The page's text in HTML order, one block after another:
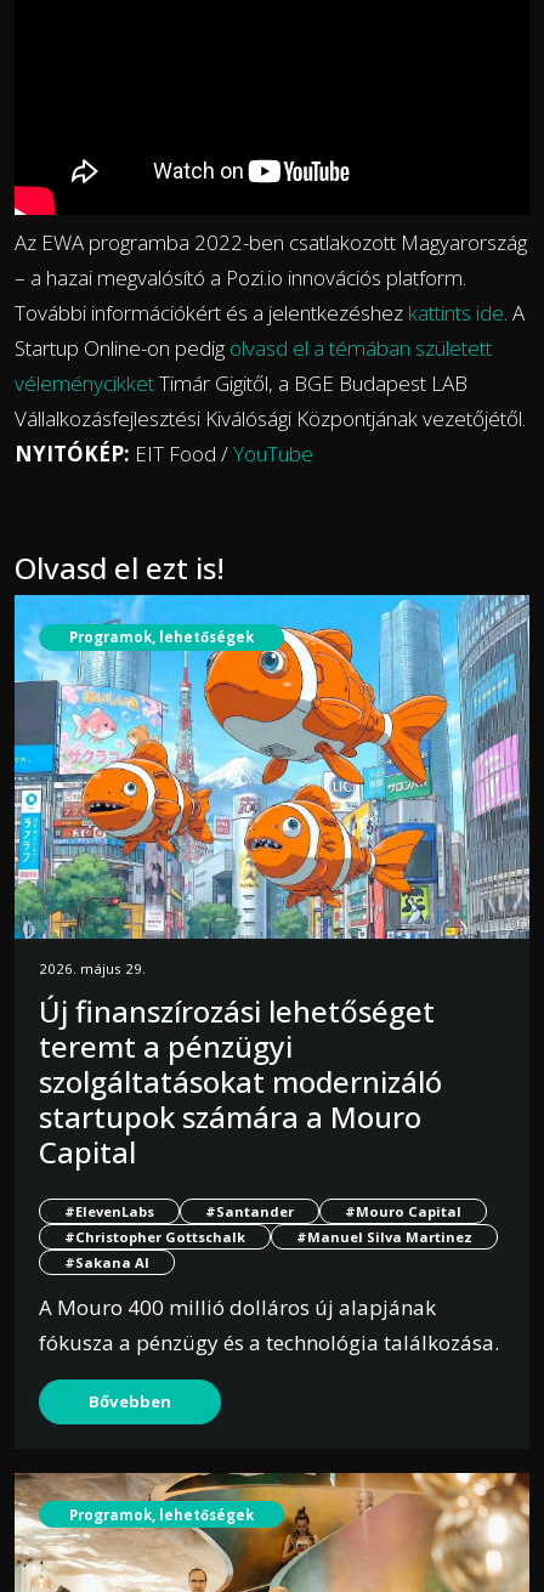
Az EWA programba 2022-ben csatlakozott Magyarország
– a hazai megvalósító a Pozi.io innovációs platform.
További információkért és a jelentkezéshez kattints ide. A
Startup Online-on pedig olvasd el a témában született
véleménycikketTimár Gigitől, a BGE Budapest LAB
Vállalkozásfejlesztési Kiválósági Központjának vezetőjétől.
NYITÓKÉP: EIT Food /YouTube
Olvasd el ezt is!
Programok, lehetőségek
2026. május 29.
Új finanszírozási lehetőséget
teremt a pénzügyi
szolgáltatásokat modernizáló
startupok számára a Mouro
Capital
#ElevenLabs #Santander
#Mouro Capital
#Christopher Gottschalk
#Manuel Silva Martinez
#Sakana AI
A Mouro 400 millió dolláros új alapjának
fókusza a pénzügy és a technológia találkozása.
Bővebben
Programok, lehetőségek